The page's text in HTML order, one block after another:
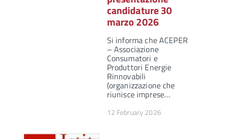
candidature 30
marzo 2026
Si informa che ACEPER
– Associazione
Consumatori e
Produttori Energie
Rinnovabili
(organizzazione che
riunisce imprese…
12 February 2026